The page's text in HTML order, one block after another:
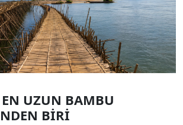
UZUN BAMBU
BİRİ